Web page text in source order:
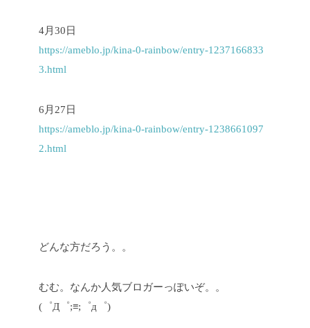
4月30日
https://ameblo.jp/kina-0-rainbow/entry-1237166833
3.html
6月27日
https://ameblo.jp/kina-0-rainbow/entry-1238661097
2.html
どんな方だろう。。
むむ。なんか人気ブロガーっぽいぞ。。
(゜Д゜;≡;゜д゜)